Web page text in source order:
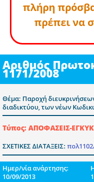
πλήρη
πρέπει να
Αριθμός
1171/2008
Θέμα: Παροχή
διαδικτύου, των νέων
Τύπος: ΑΠΟΦΑΣΕΙΣ-
ΣΧΕΤΙΚΕΣ ΔΙΑΤΑΞΕΙΣ:
Ημερ/νία ανάρτησης:
10/09/2013